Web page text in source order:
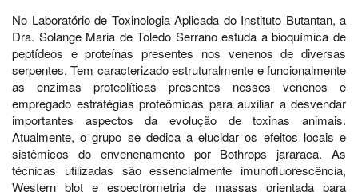
No Laboratório de Toxinologia Aplicada do Instituto Butantan, a
Dra. Solange Maria de Toledo Serrano estuda a bioquímica de
peptídeos e proteínas presentes nos venenos de diversas
serpentes. Tem caracterizado estruturalmente e funcionalmente
as enzimas proteolíticas presentes nesses venenos e
empregado estratégias proteômicas para auxiliar a desvendar
importantes aspectos da evolução de toxinas animais.
Atualmente, o grupo se dedica a elucidar os efeitos locais e
sistêmicos do envenenamento por Bothrops jararaca. As
técnicas utilizadas são essencialmente imunofluorescência,
Western blot e espectrometria de massas orientada para